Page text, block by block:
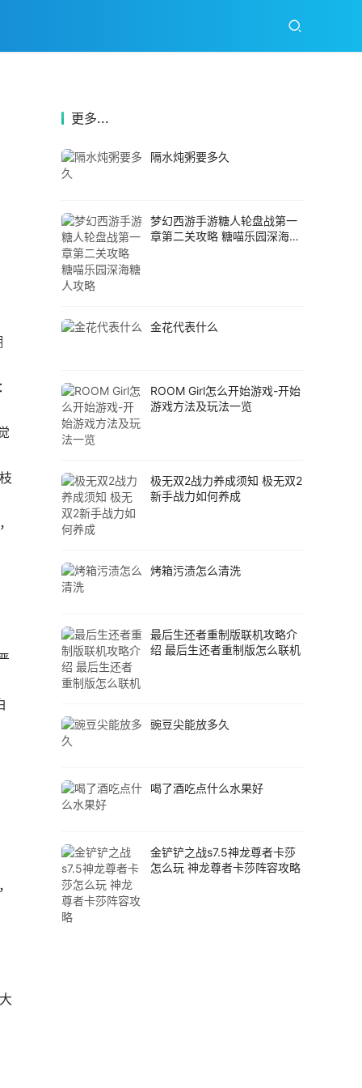
更多...
隔水炖粥要多久
梦幻西游手游糖人轮盘战第一
章第二关攻略 糖喵乐园深海糖
金花代表什么
ROOM Girl怎么开始游戏-开始
游戏方法及玩法一览
极无双2战力养成须知 极无双2
新手战力如何养成
烤箱污渍怎么清洗
最后生还者重制版联机攻略介
绍 最后生还者重制版怎么联机
豌豆尖能放多久
喝了酒吃点什么水果好
金铲铲之战s7.5神龙尊者卡莎
怎么玩 神龙尊者卡莎阵容攻略